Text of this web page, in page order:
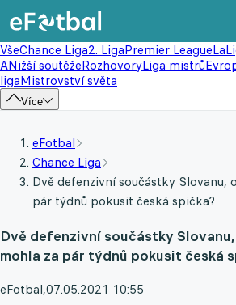
VšeChance Liga2. LigaPremier League
ANižší soutěžeRozhovoryLiga mistrů
ligaMistrovství světa
Více
eFotbal
Chance Liga
Dvě defenzivní součástky Slovanu,
pár týdnů pokusit česká spička?
Dvě defenzivní součástky
mohla za pár týdnů pokusit česká
eFotbal,07.05.2021 10:55